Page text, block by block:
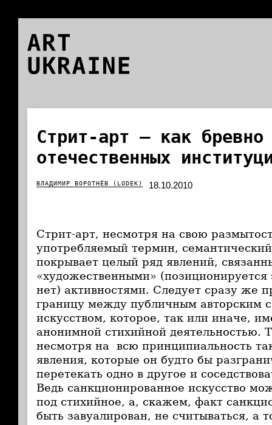
ART
UKRAINE
Стрит-арт — как бревно
отечественных
ВЛАДИМИР ВОРОТНЁВ (LODEK) 18.10.2010
Стрит-арт, несмотря на свою
употребляемый термин,
покрывает целый ряд явлений,
«художественными» (позиционируется
нет) активностями. Следует сразу же
границу между публичным авторским
искусством, которое, так или иначе,
анонимной стихийной деятельностью.
несмотря на всю принципиальность
явления, которые он будто бы
перетекать одно в другое и
Ведь санкционированное искусство
под стихийное, а, скажем, факт
быть завуалирован, не считываться, а